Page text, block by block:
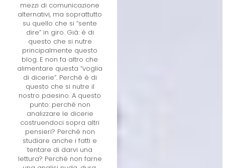
mezzi di comunicazione
alternativi, ma soprattutto
su quello che si “sente
dire” in giro. Già: è di
questo che si nutre
principalmente questo
blog. E non fa altro che
alimentare questa “voglia
di dicerie”. Perché è di
questo che si nutre il
nostro paesino. A questo
punto: perché non
analizzare le dicerie
costruendoci sopra altri
pensieri? Perché non
studiare anche i fatti e
tentare di darvi una
lettura? Perché non farne